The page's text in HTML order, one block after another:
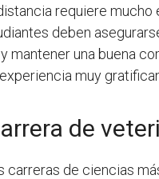
requiere
deben
mantener una buena
muy
de
carreras de ciencias